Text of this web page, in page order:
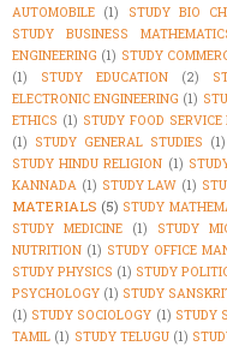
AUTOMOBILE (1) STUDY BIO
STUDY BUSINESS
ENGINEERING (1) STUDY
(1)
STUDY EDUCATION (2)
ELECTRONIC ENGINEERING (1)
ETHICS (1) STUDY FOOD
(1) STUDY GENERAL STUDIES (1)
STUDY HINDU RELIGION (1)
KANNADA (1) STUDY LAW (1)
MATERIALS (5) STUDY
STUDY MEDICINE
(1) STUDY
NUTRITION (1) STUDY OFFICE
STUDY PHYSICS (1) STUDY
PSYCHOLOGY (1) STUDY
(1) STUDY SOCIOLOGY (1) STUDY
TAMIL (1) STUDY TELUGU (1)